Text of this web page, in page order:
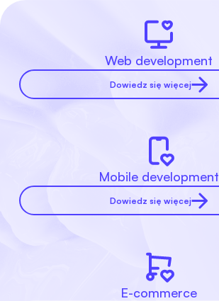
Web development
Dowiedz się więcej
Mobile development
Dowiedz się więcej
E-commerce